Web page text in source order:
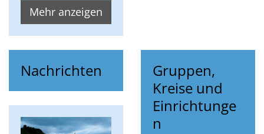
Mehr anzeigen
Nachrichten
Gruppen,
Kreise und
Einrichtunge
n